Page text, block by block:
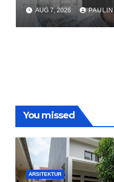
AUG 7, 2026 PAULIN
You missed
ARSITEKTUR